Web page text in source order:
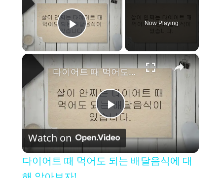
Play Video
Now Playing
×
P
l
다이어트 때 먹어도 되는 배달음식에 대해 알아보자!
Watch on
다이어트 때 먹어도 되는 배달음식에 대